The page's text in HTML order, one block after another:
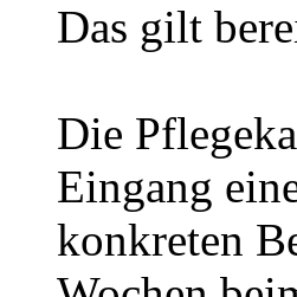
Das gilt
Die
Eingang
konkreten